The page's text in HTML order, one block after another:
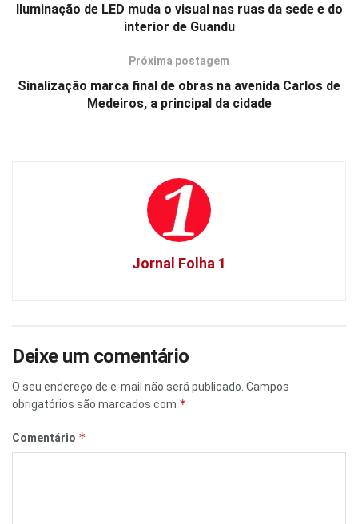
Iluminação de LED muda o visual nas ruas da sede e do
interior de Guandu
Próxima postagem
Sinalização marca final de obras na avenida Carlos de
Medeiros, a principal da cidade
Jornal Folha 1
Deixe um comentário
O seu endereço de e-mail não será publicado. Campos
obrigatórios são marcados com *
Comentário *